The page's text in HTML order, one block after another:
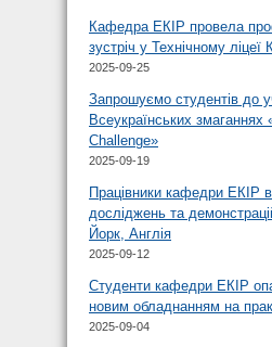
Кафедра ЕКІР провела
зустріч у Технічному ліцеї
2025-09-25
Запрошуємо студентів до
Всеукраїнських змаганнях
Challenge»
2025-09-19
Працівники кафедри ЕКІР
досліджень та
Йорк, Англія
2025-09-12
Студенти кафедри ЕКІР
новим обладнанням на
2025-09-04